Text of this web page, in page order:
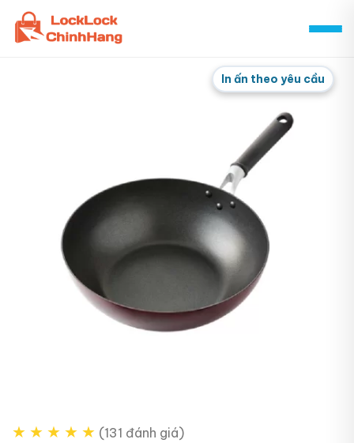
Skip
content
In ấn theo yêu cầu
★ ★ ★ ★ ★ (131 đánh giá)